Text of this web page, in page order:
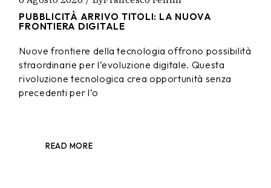
PUBBLICITÀ ARRIVO TITOLI: LA NUOVA
FRONTIERA DIGITALE
Nuove frontiere della tecnologia offrono possibilità
straordinarie per l’evoluzione digitale. Questa
rivoluzione tecnologica crea opportunità senza
precedenti per l’o
READ MORE